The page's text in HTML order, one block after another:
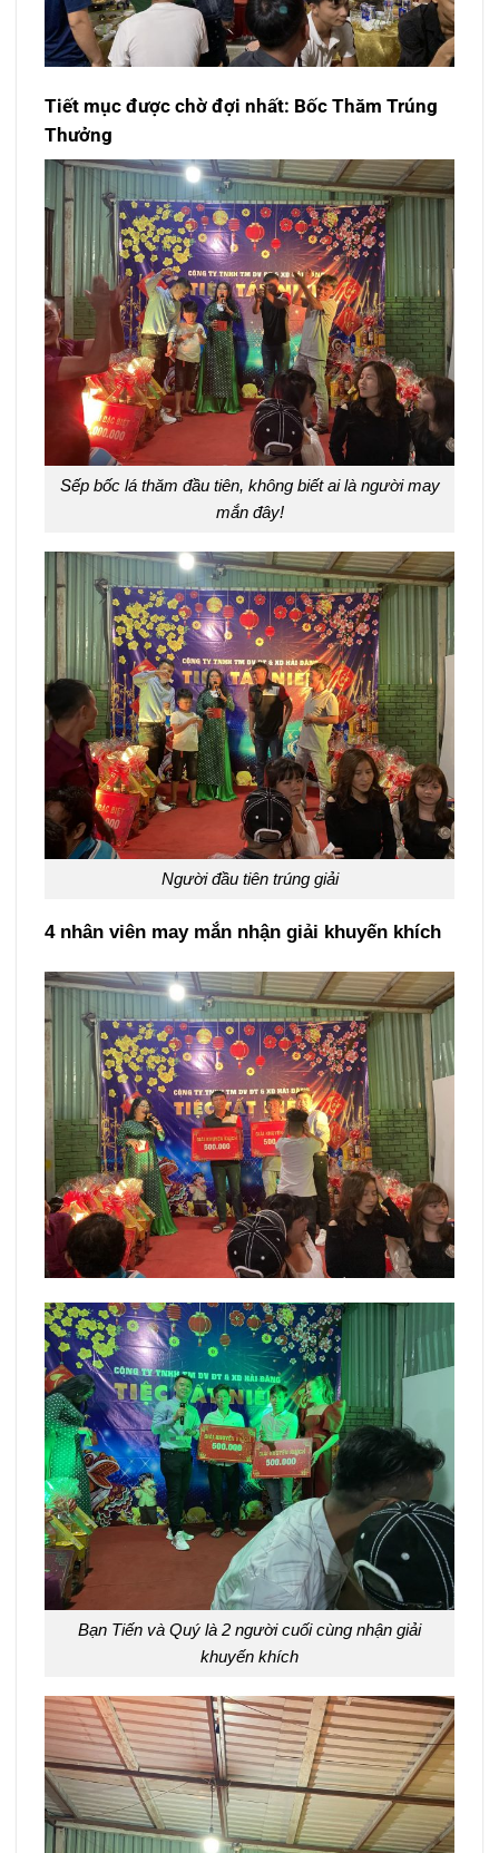
Tiết mục được chờ đợi nhất: Bốc Thăm Trúng
Thưởng
Sếp bốc lá thăm đầu tiên, không biết ai là người may
mắn đây!
Người đầu tiên trúng giải
4 nhân viên may mắn nhận giải khuyến khích
Bạn Tiến và Quý là 2 người cuối cùng nhận giải
khuyến khích